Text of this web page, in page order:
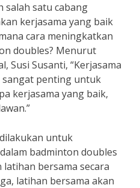
salah satu cabang
kerjasama yang baik
cara meningkatkan
doubles? Menurut
Susi Susanti, “Kerjasama
sangat penting untuk
kerjasama yang baik,
untuk
badminton doubles
bersama secara
latihan bersama akan